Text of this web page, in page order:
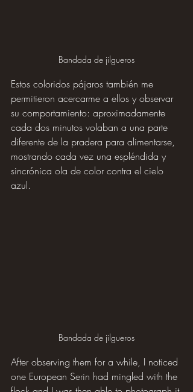
Bandada de jilgueros
Estos coloridos pájaros también me
permitieron acercarme a ellos y observar
su comportamiento: aproximadamente
cada dos minutos volaban a una parte
diferente de la pradera para alimentarse,
mostrando cada vez una espléndida y
sincrónica ola de color contra el cielo
azul.
Bandada de jilgueros
After observing them for a while, I noticed
one European Serin had mingled with the